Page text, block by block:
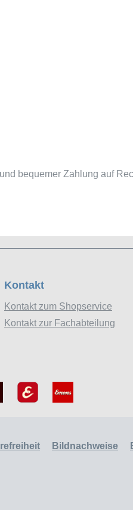
bequemer Zahlung auf
Kontakt
Kontakt zum Shopservice
Kontakt zur Fachabteilung
Bildnachweise